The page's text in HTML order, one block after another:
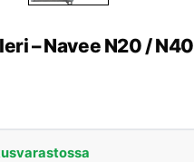
– Navee N20 / N40